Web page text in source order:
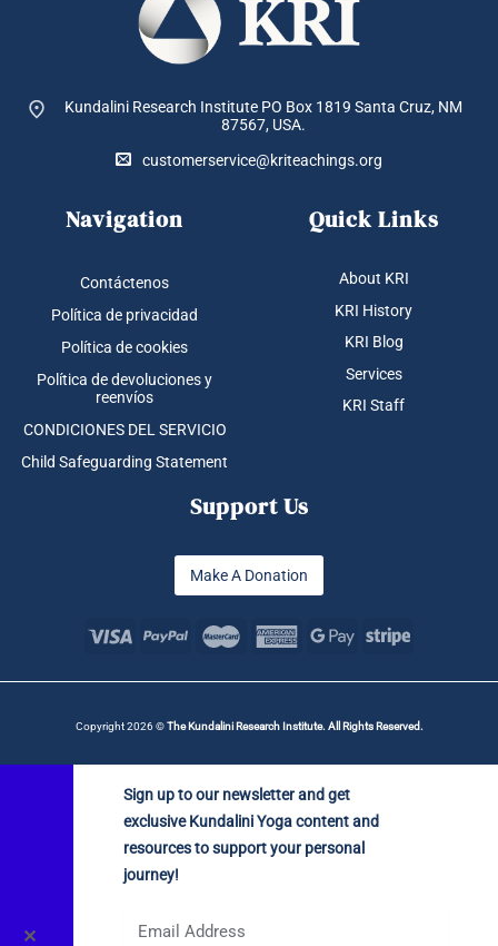
Kundalini Research Institute PO Box 1819 Santa Cruz, NM
87567, USA.
customerservice@kriteachings.org
Navigation
Contáctenos
Política de privacidad
Política de cookies
Política de devoluciones y
reenvíos
CONDICIONES DEL SERVICIO
Child Safeguarding Statement
Quick Links
About KRI
KRI History
KRI Blog
Services
KRI Staff
Support Us
Make A Donation
Copyright 2026 ©The Kundalini Research Institute. All Rights Reserved.
✕
Sign up to our newsletter and get
exclusive Kundalini Yoga content and
resources to support your personal
journey!